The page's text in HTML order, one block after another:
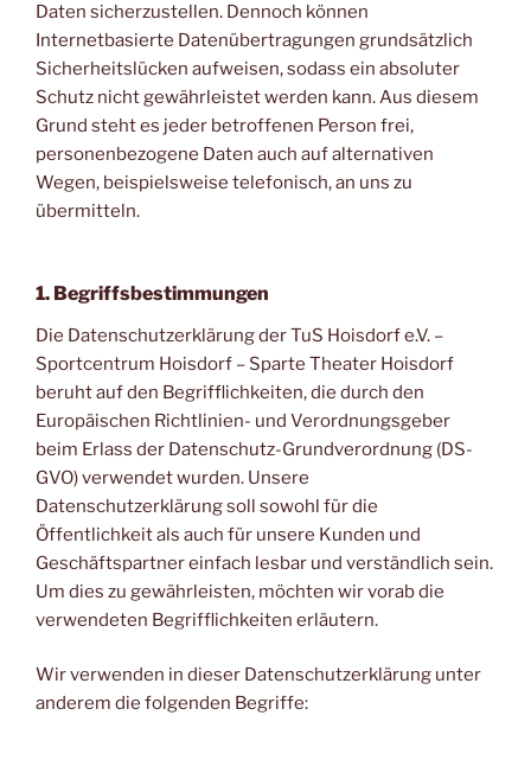
Daten sicherzustellen. Dennoch können
Internetbasierte Datenübertragungen grundsätzlich
Sicherheitslücken aufweisen, sodass ein absoluter
Schutz nicht gewährleistet werden kann. Aus diesem
Grund steht es jeder betroffenen Person frei,
personenbezogene Daten auch auf alternativen
Wegen, beispielsweise telefonisch, an uns zu
übermitteln.
1. Begriffsbestimmungen
Die Datenschutzerklärung der TuS Hoisdorf e.V. –
Sportcentrum Hoisdorf – Sparte Theater Hoisdorf
beruht auf den Begrifflichkeiten, die durch den
Europäischen Richtlinien- und Verordnungsgeber
beim Erlass der Datenschutz-Grundverordnung (DS-
GVO) verwendet wurden. Unsere
Datenschutzerklärung soll sowohl für die
Öffentlichkeit als auch für unsere Kunden und
Geschäftspartner einfach lesbar und verständlich sein.
Um dies zu gewährleisten, möchten wir vorab die
verwendeten Begrifflichkeiten erläutern.
Wir verwenden in dieser Datenschutzerklärung unter
anderem die folgenden Begriffe: